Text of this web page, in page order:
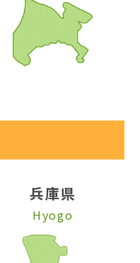
兵庫県
Hyogo